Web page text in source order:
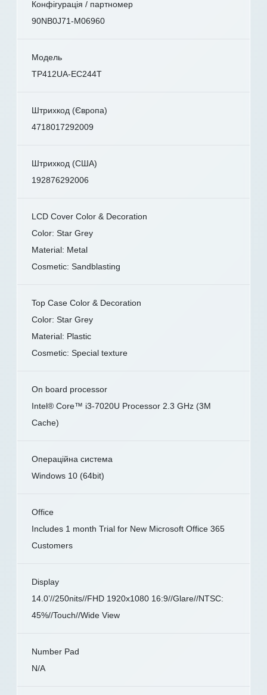
Конфігурація / партномер
90NB0J71-M06960
Модель
TP412UA-EC244T
Штрихкод (Європа)
4718017292009
Штрихкод (США)
192876292006
LCD Cover Color & Decoration
Color: Star Grey
Material: Metal
Cosmetic: Sandblasting
Top Case Color & Decoration
Color: Star Grey
Material: Plastic
Cosmetic: Special texture
On board processor
Intel® Core™ i3-7020U Processor 2.3 GHz (3M
Cache)
Операційна система
Windows 10 (64bit)
Office
Includes 1 month Trial for New Microsoft Office 365
Customers
Display
14.0’//250nits//FHD 1920x1080 16:9//Glare//NTSC:
45%//Touch//Wide View
Number Pad
N/A